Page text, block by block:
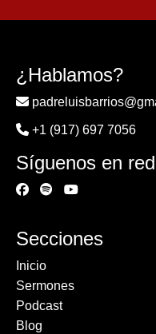
¿Hablamos?
+1 (917) 697 7056
Síguenos en
Secciones
Inicio
Sermones
Podcast
Blog